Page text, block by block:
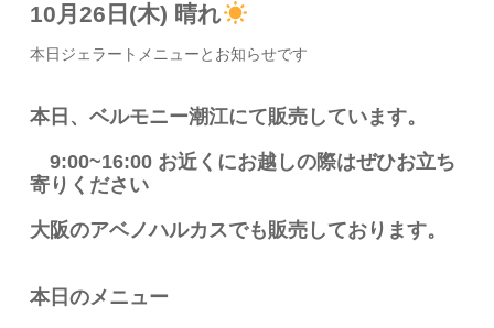
10月26日(木) 晴れ
本日ジェラートメニューとお知らせです
本日、ベルモニー潮江にて販売しています。
9:00~16:00 お近くにお越しの際はぜひお立ち
寄りください
大阪のアベノハルカスでも販売しております。
本日のメニュー